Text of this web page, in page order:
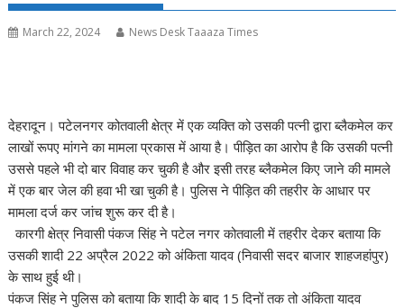
March 22, 2024 News Desk Taaaza Times
देहरादून। पटेलनगर कोतवाली क्षेत्र में एक व्यक्ति को उसकी पत्नी द्वारा ब्लैकमेल कर
लाखों रूपए मांगने का मामला प्रकास में आया है। पीड़ित का आरोप है कि उसकी पत्नी
उससे पहले भी दो बार विवाह कर चुकी है और इसी तरह ब्लैकमेल किए जाने की मामले
में एक बार जेल की हवा भी खा चुकी है। पुलिस ने पीड़ित की तहरीर के आधार पर
मामला दर्ज कर जांच शुरू कर दी है।
कारगी क्षेत्र निवासी पंकज सिंह ने पटेल नगर कोतवाली में तहरीर देकर बताया कि
उसकी शादी 22 अप्रैल 2022 को अंकिता यादव (निवासी सदर बाजार शाहजहांपुर)
के साथ हुई थी।
पंकज सिंह ने पुलिस को बताया कि शादी के बाद 15 दिनों तक तो अंकिता यादव